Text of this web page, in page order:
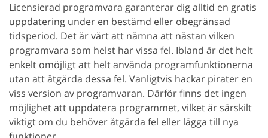
Licensierad programvara garanterar dig alltid en gratis
uppdatering under en bestämd eller obegränsad
tidsperiod. Det är värt att nämna att nästan vilken
programvara som helst har vissa fel. Ibland är det helt
enkelt omöjligt att helt använda programfunktionerna
utan att åtgärda dessa fel. Vanligtvis hackar pirater en
viss version av programvaran. Därför finns det ingen
möjlighet att uppdatera programmet, vilket är särskilt
viktigt om du behöver åtgärda fel eller lägga till nya